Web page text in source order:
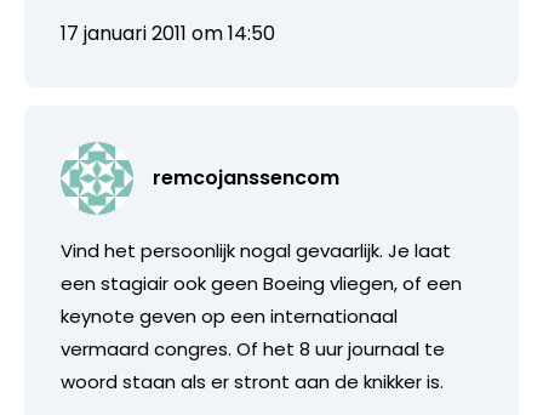
17 januari 2011 om 14:50
remcojanssencom
Vind het persoonlijk nogal gevaarlijk. Je laat
een stagiair ook geen Boeing vliegen, of een
keynote geven op een internationaal
vermaard congres. Of het 8 uur journaal te
woord staan als er stront aan de knikker is.